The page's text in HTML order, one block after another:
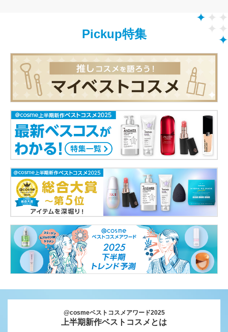
Pickup特集
@cosmeベストコスメアワード2025
上半期新作ベストコスメとは